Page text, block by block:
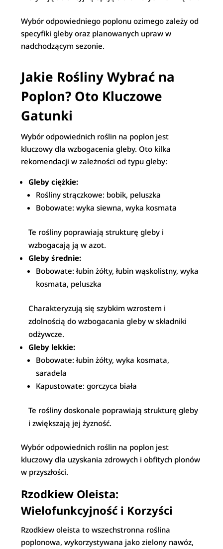
Wybór odpowiedniego poplonu ozimego zależy od
specyfiki gleby oraz planowanych upraw w
nadchodzącym sezonie.
Jakie Rośliny Wybrać na
Poplon? Oto Kluczowe
Gatunki
Wybór odpowiednich roślin na poplon jest
kluczowy dla wzbogacenia gleby. Oto kilka
rekomendacji w zależności od typu gleby:
Gleby ciężkie:
Rośliny strączkowe: bobik, peluszka
Bobowate: wyka siewna, wyka kosmata
Te rośliny poprawiają strukturę gleby i
wzbogacają ją w azot.
Gleby średnie:
Bobowate: łubin żółty, łubin wąskolistny, wyka
kosmata, peluszka
Charakteryzują się szybkim wzrostem i
zdolnością do wzbogacania gleby w składniki
odżywcze.
Gleby lekkie:
Bobowate: łubin żółty, wyka kosmata,
saradela
Kapustowate: gorczyca biała
Te rośliny doskonale poprawiają strukturę gleby
i zwiększają jej żyzność.
Wybór odpowiednich roślin na poplon jest
kluczowy dla uzyskania zdrowych i obfitych plonów
w przyszłości.
Rzodkiew Oleista:
Wielofunkcyjność i Korzyści
Rzodkiew oleista to wszechstronna roślina
poplonowa, wykorzystywana jako zielony nawóz,